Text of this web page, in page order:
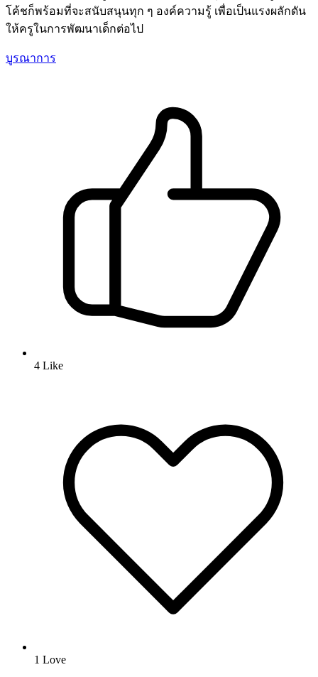
โค้ชก็พร้อมที่จะสนับสนุนทุก ๆ องค์ความรู้ เพื่อเป็นแรงผลักดัน
ให้ครูในการพัฒนาเด็กต่อไป
บูรณาการ
4 Like
1 Love